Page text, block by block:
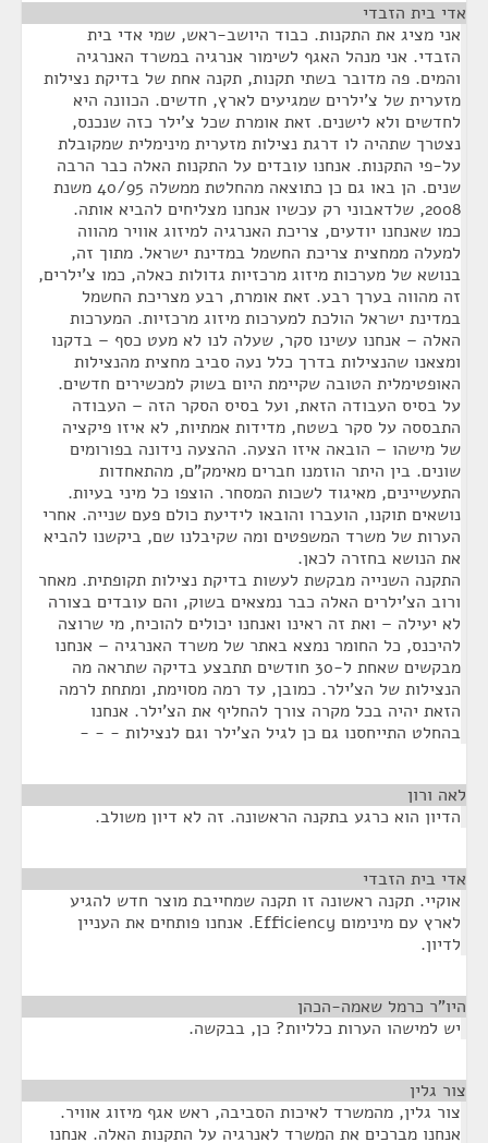
אדי בית הזבדי
אני מציג את התקנות. כבוד היושב-ראש, שמי אדי בית
הזבדי. אני מנהל האגף לשימור אנרגיה במשרד האנרגיה
והמים. פה מדובר בשתי תקנות, תקנה אחת של בדיקת נצילות
מזערית של צ'ילרים שמגיעים לארץ, חדשים. הכוונה היא
לחדשים ולא לישנים. זאת אומרת שכל צ'ילר כזה שנכנס,
נצטרך שתהיה לו דרגת נצילות מזערית מינימלית שמקובלת
על-פי התקנות. אנחנו עובדים על התקנות האלה כבר הרבה
שנים. הן באו גם כן כתוצאה מהחלטת ממשלה 40/95 משנת
2008, שלדאבוני רק עכשיו אנחנו מצליחים להביא אותה.
כמו שאנחנו יודעים, צריכת האנרגיה למיזוג אוויר מהווה
למעלה ממחצית צריכת החשמל במדינת ישראל. מתוך זה,
בנושא של מערכות מיזוג מרכזיות גדולות כאלה, כמו צ'ילרים,
זה מהווה בערך רבע. זאת אומרת, רבע מצריכת החשמל
במדינת ישראל הולכת למערכות מיזוג מרכזיות. המערכות
האלה – אנחנו עשינו סקר, שעלה לנו לא מעט כסף – בדקנו
ומצאנו שהנצילות בדרך כלל נעה סביב מחצית מהנצילות
האופטימלית הטובה שקיימת היום בשוק למכשירים חדשים.
על בסיס העבודה הזאת, ועל בסיס הסקר הזה – העבודה
התבססה על סקר בשטח, מדידות אמתיות, לא איזו פיקציה
של מישהו – הובאה איזו הצעה. ההצעה נידונה בפורומים
שונים. בין היתר הוזמנו חברים מאימק"ם, מהתאחדות
התעשיינים, מאיגוד לשכות המסחר. הוצפו כל מיני בעיות.
נושאים תוקנו, הועברו והובאו לידיעת כולם פעם שנייה. אחרי
הערות של משרד המשפטים ומה שקיבלנו שם, ביקשנו להביא
את הנושא בחזרה לכאן.
התקנה השנייה מבקשת לעשות בדיקת נצילות תקופתית. מאחר
ורוב הצ'ילרים האלה כבר נמצאים בשוק, והם עובדים בצורה
לא יעילה – ואת זה ראינו ואנחנו יכולים להוכיח, מי שרוצה
להיכנס, כל החומר נמצא באתר של משרד האנרגיה – אנחנו
מבקשים שאחת ל-30 חודשים תתבצע בדיקה שתראה מה
הנצילות של הצ'ילר. כמובן, עד רמה מסוימת, ומתחת לרמה
הזאת יהיה בכל מקרה צורך להחליף את הצ'ילר. אנחנו
בהחלט התייחסנו גם כן לגיל הצ'ילר וגם לנצילות - - -
לאה ורון
הדיון הוא כרגע בתקנה הראשונה. זה לא דיון משולב.
אדי בית הזבדי
אוקיי. תקנה ראשונה זו תקנה שמחייבת מוצר חדש להגיע
לארץ עם מינימום Efficiency. אנחנו פותחים את העניין
לדיון.
היו"ר כרמל שאמה-הכהן
יש למישהו הערות כלליות? כן, בבקשה.
צור גלין
צור גלין, מהמשרד לאיכות הסביבה, ראש אגף מיזוג אוויר.
אנחנו מברכים את המשרד לאנרגיה על התקנות האלה. אנחנו